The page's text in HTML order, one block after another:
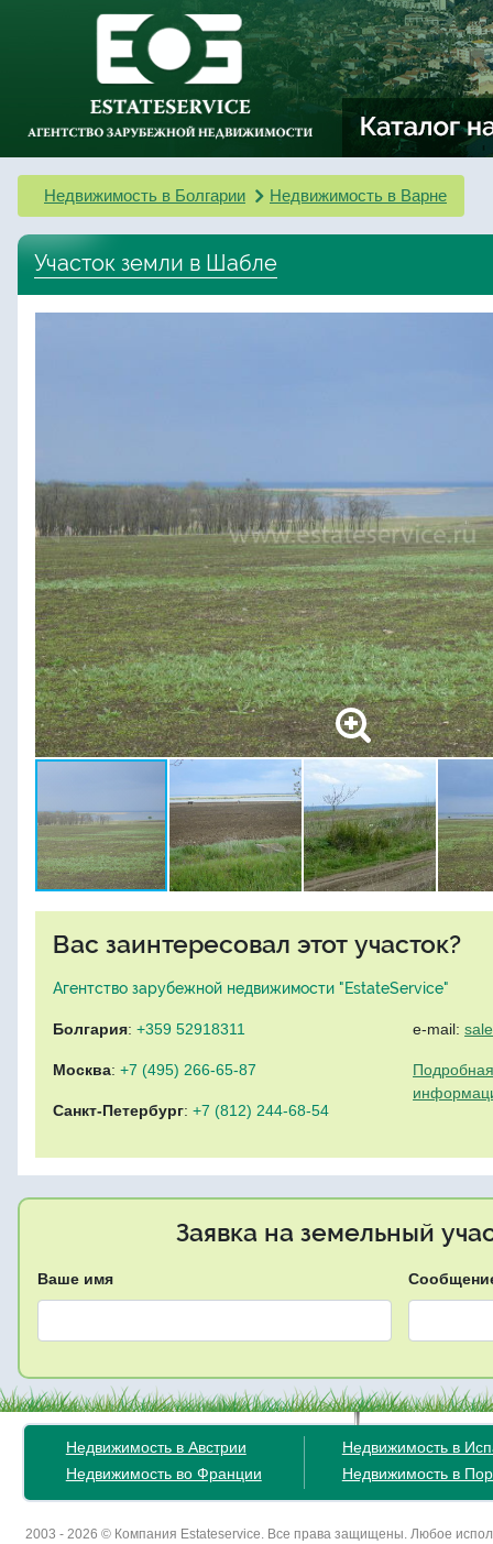
Недвижимость в Болгарии Недвижимость в Варне
Участок земли в Шабле
Вас заинтересовал этот участок?
Агентство зарубежной недвижимости "EstateService"
Болгария: +359 52918311
Москва: +7 (495) 266-65-87
Санкт-Петербург: +7 (812) 244-68-54
e-mail:
Заявка на земельный
Ваше имя
Недвижимость в Австрии
Недвижимость во Франции
Недвижимость в
Недвижимость в
2003 - 2026 © Компания Estateservice. Все права защищены. Любое